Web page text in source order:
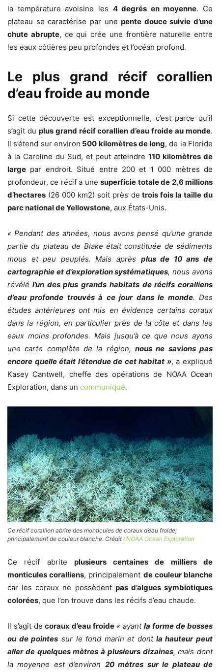
la température avoisine les 4 degrés en moyenne. Ce
plateau se caractérise par unepente douce suivie d’une
chute abrupte, ce qui crée une frontière naturelle entre
les eaux côtières peu profondes et l’océan profond.
Le plus grand récif corallien
d’eau froide au monde
Si cette découverte est exceptionnelle, c’est parce qu’il
s’agit du plus grand récif corallien d’eau froide au monde.
Il s’étend sur environ 500 kilomètres de long, de la Floride
à la Caroline du Sud, et peut atteindre110 kilomètres de
large par endroit. Situé entre 200 et 1 000 mètres de
profondeur, ce récif a unesuperficie totale de 2,6 millions
d’hectares (26 000 km2) soit près de trois fois la taille du
parc national de Yellowstone, aux États-Unis.
« Pendant des années, nous avons pensé qu’une grande
partie du plateau de Blake était constituée de sédiments
mous et peu peuplés. Mais après plus de 10 ans de
cartographie et d’exploration systématiques, nous avons
révélé l’un des plus grands habitats de récifs coralliens
d’eau profonde trouvés à ce jour dans le monde. Des
études antérieures ont mis en évidence certains coraux
dans la région, en particulier près de la côte et dans les
eaux moins profondes. Mais jusqu’à ce que nous ayons
une carte complète de la région, nous ne savions pas
encore quelle était l’étendue de cet habitat », a expliqué
Kasey Cantwell, cheffe des opérations de NOAA Ocean
Exploration, dans un communiqué.
Ce récif corallien abrite des monticules de coraux d’eau froide,
principalement de couleur blanche. Crédit : NOAA Ocean Exploration
Ce récif abrite plusieurs centaines de milliers de
monticules coralliens, principalement de couleur blanche
car les coraux ne possèdent pas d’algues symbiotiques
colorées, que l’on trouve dans les récifs d’eau chaude.
Il s’agit de coraux d’eau froide «ayantla forme de bosses
ou de pointes sur le fond marin et dontla hauteur peut
aller de quelques mètres à plusieurs dizaines, mais dont
la moyenne est d’environ 20 mètres sur le plateau de